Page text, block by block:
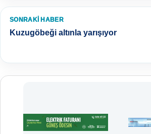
SONRAKI HABER
Kuzugöbeği altınla yarışıyor